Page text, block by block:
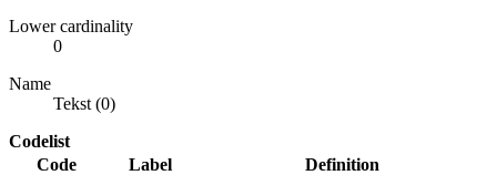
Lower cardinality
0
Name
Tekst (0)
Codelist
Code
Label
Definition